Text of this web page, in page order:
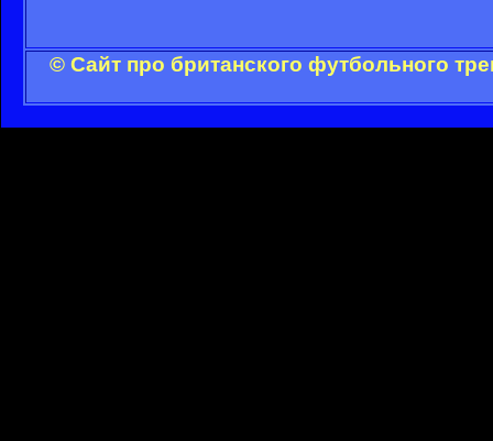
© Сайт про британского футбольного